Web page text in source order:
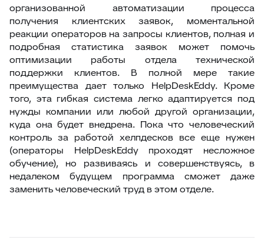
организованной автоматизации процесса
получения клиентских заявок, моментальной
реакции операторов на запросы клиентов, полная и
подробная статистика заявок может помочь
оптимизации работы отдела технической
поддержки клиентов. В полной мере такие
преимущества дает только HelpDeskEddy. Кроме
того, эта гибкая система легко адаптируется под
нужды компании или любой другой организации,
куда она будет внедрена. Пока что человеческий
контроль за работой хелпдесков все еще нужен
(операторы HelpDeskEddy проходят несложное
обучение), но развиваясь и совершенствуясь, в
недалеком будущем программа сможет даже
заменить человеческий труд в этом отделе.